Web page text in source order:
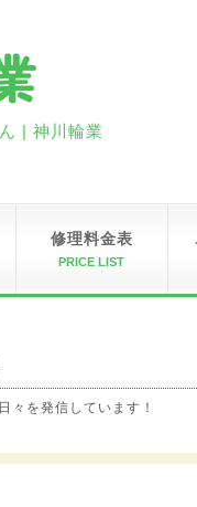
| 神川輪業
修理料金表
PRICE LIST
々を発信しています！